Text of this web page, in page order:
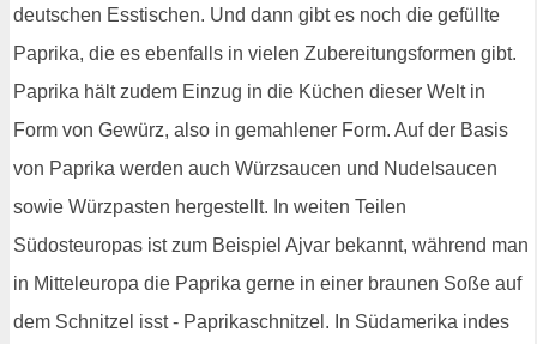
deutschen Esstischen. Und dann gibt es noch die gefüllte
Paprika, die es ebenfalls in vielen Zubereitungsformen gibt.
Paprika hält zudem Einzug in die Küchen dieser Welt in
Form von Gewürz, also in gemahlener Form. Auf der Basis
von Paprika werden auch Würzsaucen und Nudelsaucen
sowie Würzpasten hergestellt. In weiten Teilen
Südosteuropas ist zum Beispiel Ajvar bekannt, während man
in Mitteleuropa die Paprika gerne in einer braunen Soße auf
dem Schnitzel isst - Paprikaschnitzel. In Südamerika indes